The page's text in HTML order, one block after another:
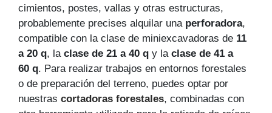
cimientos, postes, vallas y otras estructuras,
probablemente precises alquilar una perforadora,
compatible con la clase de miniexcavadoras de 11
a 20 q, la clase de 21 a 40 q y la clase de 41 a
60 q. Para realizar trabajos en entornos forestales
o de preparación del terreno, puedes optar por
nuestras cortadoras forestales, combinadas con